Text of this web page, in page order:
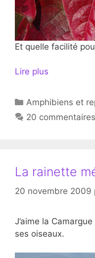
Et quelle facilité
Lire plus
Catégories
Amphibiens et
20 commentaires
La rainette
20 novembre 2009
J’aime la
ses oiseaux.